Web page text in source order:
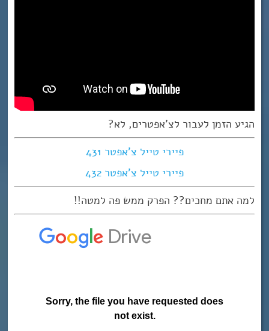
הגיע הזמן לעבור לצ’אפטרים, לא?
פיירי טייל צ’אפטר 431
פיירי טייל צ’אפטר 432
למה אתם מחכים?? הפרק ממש פה למטה!!